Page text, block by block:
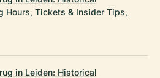
Hours, Tickets & Insider Tips,
in Leiden: Historical